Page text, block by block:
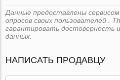
Данные предоставлены
опросов своих пользователей .
гарантировать достоверность
данных.
НАПИСАТЬ ПРОДАВЦУ